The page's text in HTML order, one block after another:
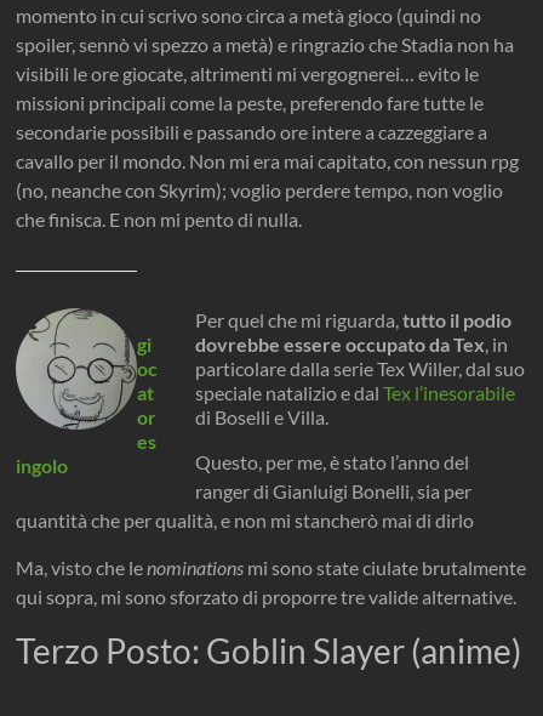
momento in cui scrivo sono circa a metà gioco (quindi no
spoiler, sennò vi spezzo a metà) e ringrazio che Stadia non ha
visibili le ore giocate, altrimenti mi vergognerei… evito le
missioni principali come la peste, preferendo fare tutte le
secondarie possibili e passando ore intere a cazzeggiare a
cavallo per il mondo. Non mi era mai capitato, con nessun rpg
(no, neanche con Skyrim); voglio perdere tempo, non voglio
che finisca. E non mi pento di nulla.
gi
oc
at
or
es
ingolo
Per quel che mi riguarda,tutto il podio
dovrebbe essere occupato da Tex, in
particolare dalla serie Tex Willer, dal suo
speciale natalizio e dalTex l’inesorabile
di Boselli e Villa.
Questo, per me, è stato l’anno del
ranger di Gianluigi Bonelli, sia per
quantità che per qualità, e non mi stancherò mai di dirlo
Ma, visto che lenominations mi sono state ciulate brutalmente
qui sopra, mi sono sforzato di proporre tre valide alternative.
Terzo Posto: Goblin Slayer (anime)